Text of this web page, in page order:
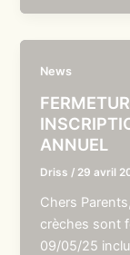
News
ANNUEL
Driss / 29 avril
Chers
crèches sont
09/05/25